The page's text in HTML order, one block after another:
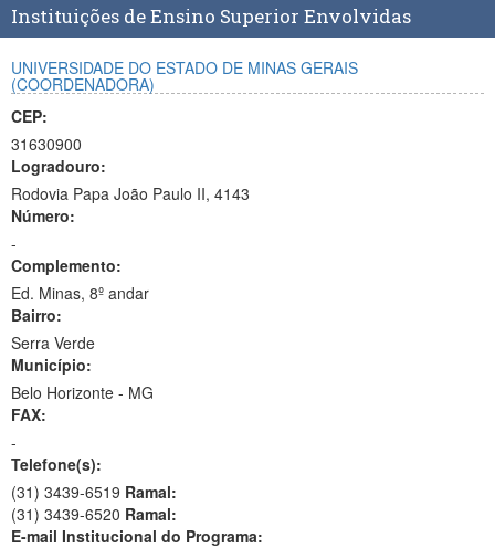
Instituições de Ensino Superior Envolvidas
UNIVERSIDADE DO ESTADO DE MINAS GERAIS
(COORDENADORA)
CEP:
31630900
Logradouro:
Rodovia Papa João Paulo II, 4143
Número:
-
Complemento:
Ed. Minas, 8º andar
Bairro:
Serra Verde
Município:
Belo Horizonte - MG
FAX:
-
Telefone(s):
(31) 3439-6519 Ramal:
(31) 3439-6520 Ramal:
E-mail Institucional do Programa: